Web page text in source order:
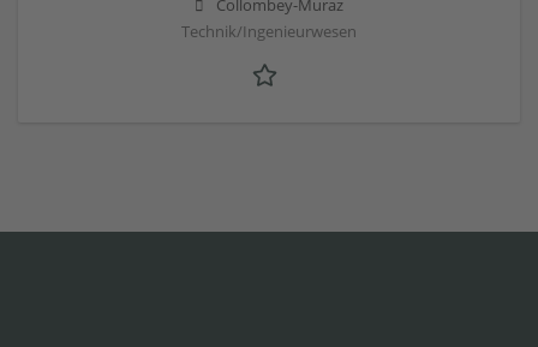
Collombey-Muraz
Technik/Ingenieurwesen